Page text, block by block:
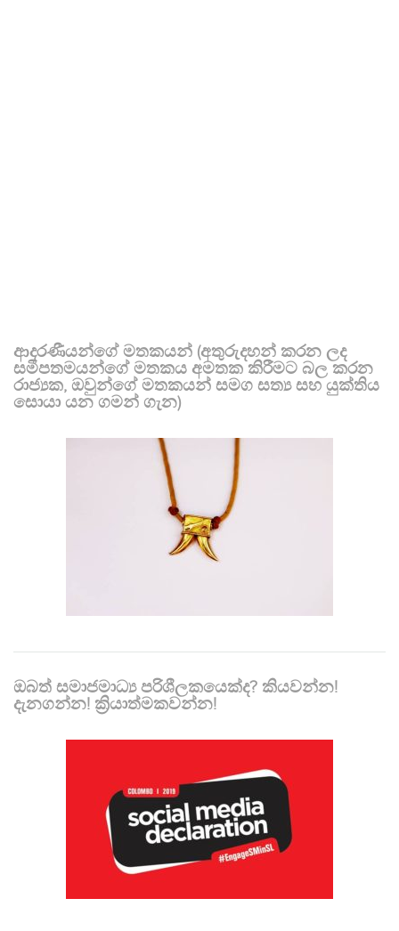
ආදරණීයන්ගේ මතකයන් (අතුරුදහන් කරන ලද
සමීපතමයන්ගේ මතකය අමතක කිරීමට බල කරන
රාජ්‍යක, ඔවුන්ගේ මතකයන් සමග සත්‍ය සහ යුක්තිය
සොයා යන ගමන් ගැන)
ඔබත් සමාජමාධ්‍ය පරිශීලකයෙක්ද? කියවන්න!
දැනගන්න! ක්‍රියාත්මකවන්න!